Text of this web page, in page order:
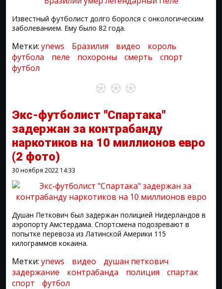
Известный футболист долго боролся с онкологическим
заболеванием. Ему было 82 года.
Метки: ynews Бразилия видео
король
футбола
пеле похороны смерть
спорт
футбол
Экс-футболист "Спартака"
задержан за контрабанду
наркотиков на 10 миллионов евро
(2 фото)
30 ноября 2022 14:33
Душан Петкович был задержан полицией Нидерландов в
аэропорту Амстердама. Спортсмена подозревают в
попытке перевоза из Латинской Америки 115
килограммов кокаина.
Метки: ynews видео
душан петкович
задержание
контрабанда полиция
спартак
спорт
футбол